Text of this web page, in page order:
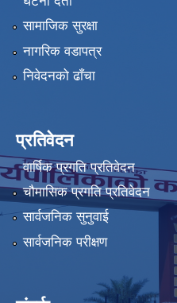
सामाजिक सुरक्षा
नागरिक वडापत्र
निवेदनको ढाँचा
प्रतिवेदन
वार्षिक प्रगति प्रतिवेदन
चौमासिक प्रगति प्रतिवेदन
सार्वजनिक सुनुवाई
सार्वजनिक परीक्षण